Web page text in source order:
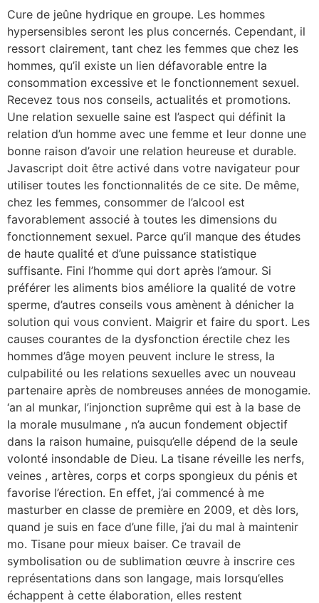
Cure de jeûne hydrique en groupe. Les hommes
hypersensibles seront les plus concernés. Cependant, il
ressort clairement, tant chez les femmes que chez les
hommes, qu’il existe un lien défavorable entre la
consommation excessive et le fonctionnement sexuel.
Recevez tous nos conseils, actualités et promotions.
Une relation sexuelle saine est l’aspect qui définit la
relation d’un homme avec une femme et leur donne une
bonne raison d’avoir une relation heureuse et durable.
Javascript doit être activé dans votre navigateur pour
utiliser toutes les fonctionnalités de ce site. De même,
chez les femmes, consommer de l’alcool est
favorablement associé à toutes les dimensions du
fonctionnement sexuel. Parce qu’il manque des études
de haute qualité et d’une puissance statistique
suffisante. Fini l’homme qui dort après l’amour. Si
préférer les aliments bios améliore la qualité de votre
sperme, d’autres conseils vous amènent à dénicher la
solution qui vous convient. Maigrir et faire du sport. Les
causes courantes de la dysfonction érectile chez les
hommes d’âge moyen peuvent inclure le stress, la
culpabilité ou les relations sexuelles avec un nouveau
partenaire après de nombreuses années de monogamie.
‘an al munkar, l’injonction suprême qui est à la base de
la morale musulmane , n’a aucun fondement objectif
dans la raison humaine, puisqu’elle dépend de la seule
volonté insondable de Dieu. La tisane réveille les nerfs,
veines , artères, corps et corps spongieux du pénis et
favorise l’érection. En effet, j’ai commencé à me
masturber en classe de première en 2009, et dès lors,
quand je suis en face d’une fille, j’ai du mal à maintenir
mo. Tisane pour mieux baiser. Ce travail de
symbolisation ou de sublimation œuvre à inscrire ces
représentations dans son langage, mais lorsqu’elles
échappent à cette élaboration, elles restent